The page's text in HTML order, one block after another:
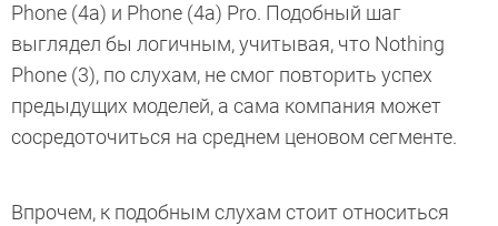
Phone (4a) и Phone (4a) Pro. Подобный шаг
выглядел бы логичным, учитывая, что Nothing
Phone (3), по слухам, не смог повторить успех
предыдущих моделей, а сама компания может
сосредоточиться на среднем ценовом сегменте.
Впрочем, к подобным слухам стоит относиться